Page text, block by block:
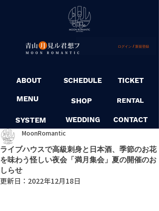
ログイン / 新規登録
ABOUT
MENU
SYSTEM
SCHEDULE
SHOP
WEDDING
TICKET
RENTAL
CONTACT
ライブハウスで高級刺身と日本酒、季節のお花
を味わう怪しい夜会「満月集会」夏の開催のお
しらせ
MoonRomantic
更新日： 2022年12月18日